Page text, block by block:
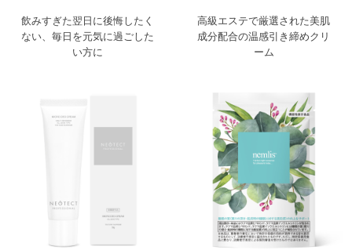
飲みすぎた翌日に後悔したく
ない、毎日を元気に過ごした
い方に
高級エステで厳選された美肌
成分配合の温感引き締めクリ
ーム